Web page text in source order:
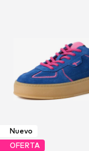
Nuevo
OFERTA